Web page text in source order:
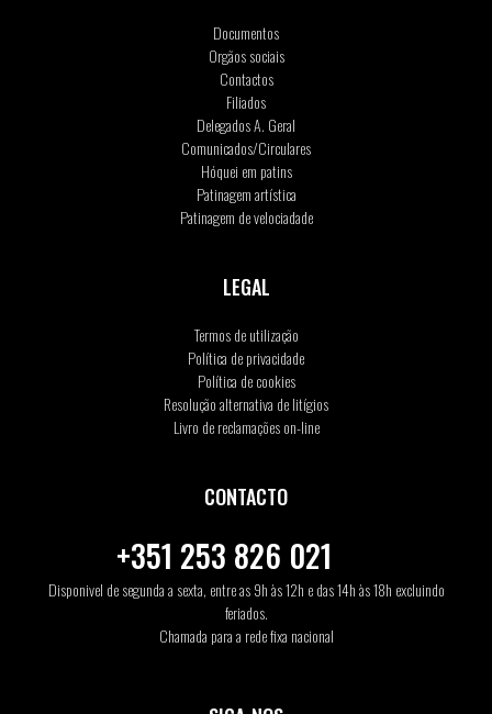
Documentos
Orgãos sociais
Contactos
Filiados
Delegados A. Geral
Comunicados/Circulares
Hóquei em patins
Patinagem artística
Patinagem de velociadade
LEGAL
Termos de utilização
Política de privacidade
Política de cookies
Resolução alternativa de litígios
Livro de reclamações on-line
CONTACTO
+351 253 826 021
Disponivel de segunda a sexta, entre as 9h às 12h e das 14h às 18h excluindo
feriados.
Chamada para a rede fixa nacional